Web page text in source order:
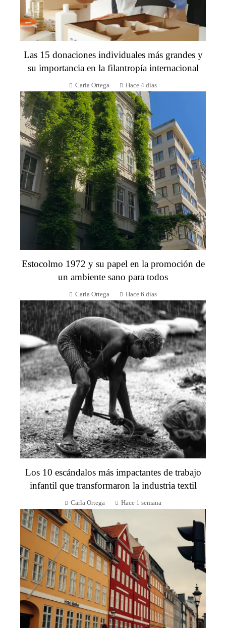
Las 15 donaciones individuales más grandes y
su importancia en la filantropía internacional
Carla Ortega Hace 4 días
Estocolmo 1972 y su papel en la promoción de
un ambiente sano para todos
Carla Ortega Hace 6 días
Los 10 escándalos más impactantes de trabajo
infantil que transformaron la industria textil
Carla Ortega Hace 1 semana